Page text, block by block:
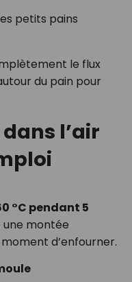
petits pains
le flux
du pain pour
l’air
°C pendant 5
montée
d’enfourner.